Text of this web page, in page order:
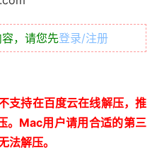
，请您先登录/注册
支持在百度云在线解压，推
Mac用户请用合适的第三
法解压。